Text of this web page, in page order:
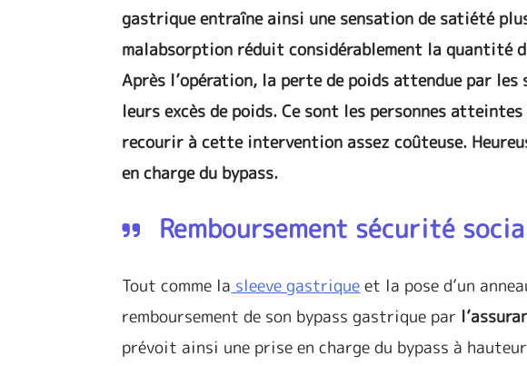
gastrique entraîne ainsi une sensation de satiété
malabsorption réduit considérablement la quantité
Après l’opération, la perte de poids attendue par
leurs excès de poids. Ce sont les personnes
recourir à cette intervention assez coûteuse.
en charge du bypass.
Remboursement sécurité
Tout comme la sleeve gastrique et la pose d’un
remboursement de son bypass gastrique par
prévoit ainsi une prise en charge du bypass à